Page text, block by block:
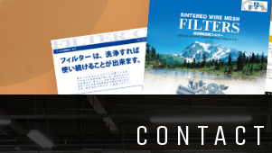
CONTACT